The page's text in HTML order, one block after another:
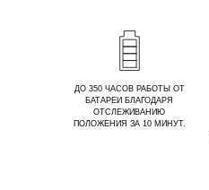
ДО 350 ЧАСОВ РАБОТЫ ОТ
БАТАРЕИ БЛАГОДАРЯ
ОТСЛЕЖИВАНИЮ
ПОЛОЖЕНИЯ ЗА 10 МИНУТ.